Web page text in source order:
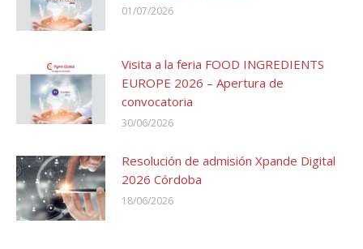
01/07/2026
Visita a la feria FOOD INGREDIENTS
EUROPE 2026 – Apertura de
convocatoria
30/06/2026
Resolución de admisión Xpande Digital
2026 Córdoba
18/06/2026